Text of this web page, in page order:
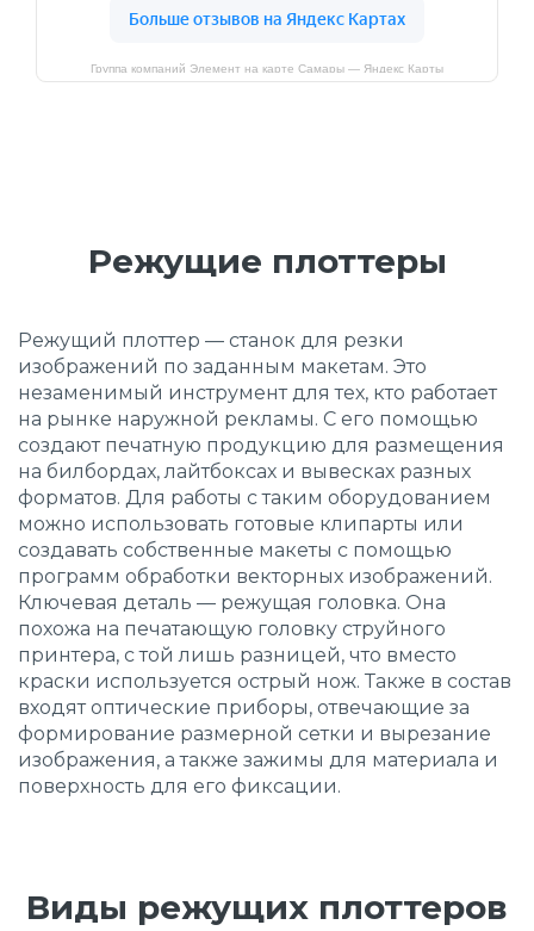
Группа компаний Элемент на карте Самары — Яндекс Карты
Режущие плоттеры
Режущий плоттер — станок для резки
изображений по заданным макетам. Это
незаменимый инструмент для тех, кто работает
на рынке наружной рекламы. С его помощью
создают печатную продукцию для размещения
на билбордах, лайтбоксах и вывесках разных
форматов. Для работы с таким оборудованием
можно использовать готовые клипарты или
создавать собственные макеты с помощью
программ обработки векторных изображений.
Ключевая деталь — режущая головка. Она
похожа на печатающую головку струйного
принтера, с той лишь разницей, что вместо
краски используется острый нож. Также в состав
входят оптические приборы, отвечающие за
формирование размерной сетки и вырезание
изображения, а также зажимы для материала и
поверхность для его фиксации.
Виды режущих плоттеров